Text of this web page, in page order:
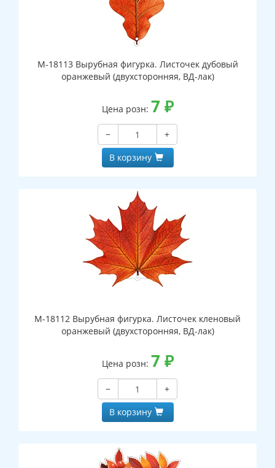
М-18113 Вырубная фигурка. Листочек дубовый
оранжевый (двухсторонняя, ВД-лак)
Цена розн: 7 ₽
−
+
В корзину
М-18112 Вырубная фигурка. Листочек кленовый
оранжевый (двухсторонняя, ВД-лак)
Цена розн: 7 ₽
−
+
В корзину